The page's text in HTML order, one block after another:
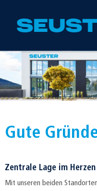
Gute
Zentrale Lage im
Mit unseren beiden